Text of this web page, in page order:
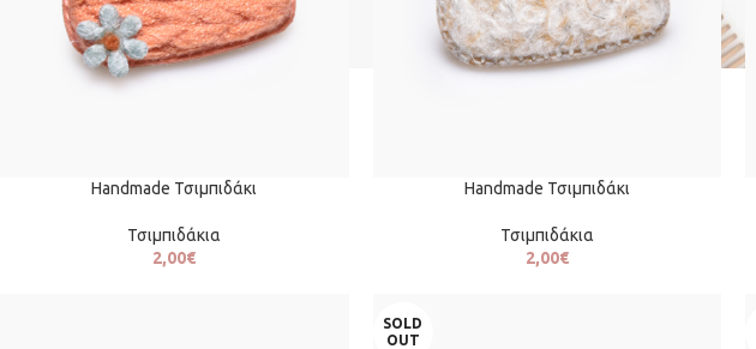
Handmade Τσιμπιδάκι
Τσιμπιδάκια
2,00€
Handmade Τσιμπιδάκι
Τσιμπιδάκια
2,00€
SOLD
OUT